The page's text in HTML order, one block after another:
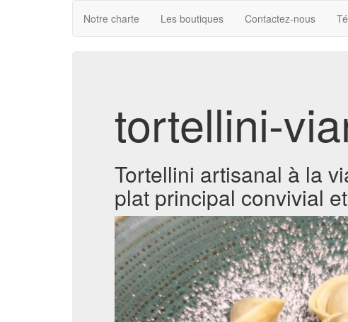
Notre charte Les boutiques Contactez-nous
tortellini-
Tortellini artisanal à la
plat principal convivial